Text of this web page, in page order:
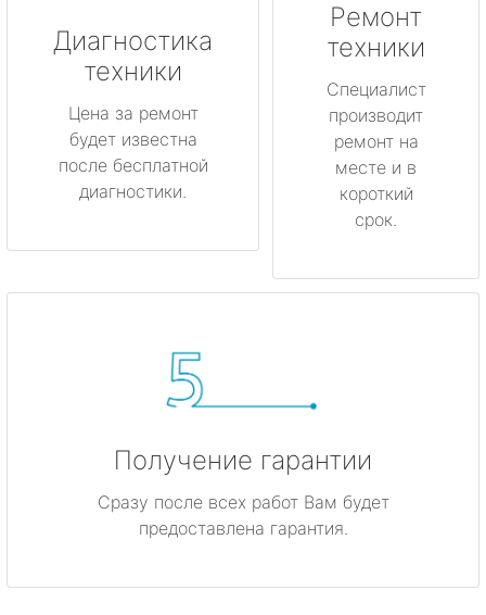
Диагностика
техники
Цена за ремонт
будет известна
после бесплатной
диагностики.
Ремонт
техники
Специалист
производит
ремонт на
месте и в
короткий
срок.
Получение гарантии
Сразу после всех работ Вам будет
предоставлена гарантия.